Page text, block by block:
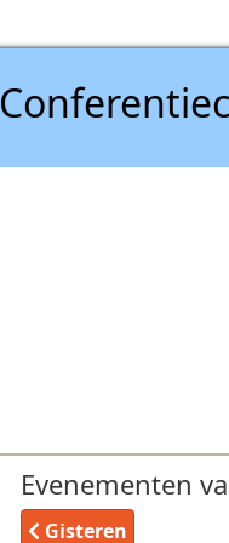
Evenementen
Gisteren